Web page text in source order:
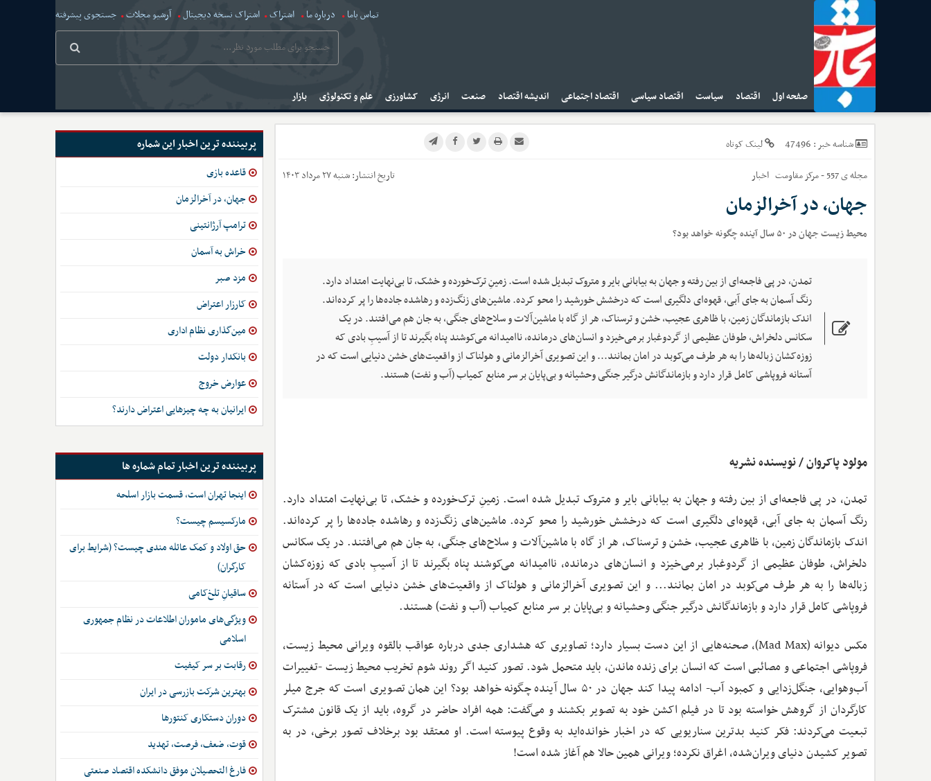
تماس باما درباره ما اشتراک اشتراک نسخه دیجیتال آرشیو مجلات جستجوی پیشرفته
صفحه اول اقتصاد سیاست اقتصاد سیاسی اقتصاد اجتماعی اندیشه اقتصاد صنعت انرژی کشاورزی علم و تکنولوژی بازار
شناسه خبر : 47496
لینک کوتاه
مجله ی 557 - مرکز مقاومت
اخبار تاریخ انتشار:شنبه ۲۷ مرداد ۱۴۰۳
جهان، در آخرالزمان
محیط زیست جهان در ۵۰ سال آینده چگونه خواهد بود؟
تمدن، در پی فاجعه‌ای از بین رفته و جهان به بیابانی بایر و متروک تبدیل شده است. زمینِ ترک‌خورده و خشک، تا بی‌نهایت امتداد دارد.
رنگ آسمان به جای آبی، قهوه‌ای دلگیری است که درخشش خورشید را محو کرده. ماشین‌های زنگ‌زده و رهاشده جاده‌ها را پر کرده‌اند.
اندک بازماندگان زمین، با ظاهری عجیب، خشن و ترسناک، هر از گاه با ماشین‌آلات و سلاح‌های جنگی، به جان هم می‌افتند. در یک
سکانس دلخراش، طوفان عظیمی از گردوغبار برمی‌خیزد و انسان‌های درمانده، ناامیدانه می‌کوشند پناه بگیرند تا از آسیبِ بادی که
زوزه‌کشان زباله‌ها را به هر طرف می‌کوبد در امان بمانند... و این تصویری آخرالزمانی و هولناک از واقعیت‌های خشن دنیایی است که در
آستانه فروپاشی کامل قرار دارد و بازماندگانش درگیر جنگی وحشیانه و بی‌پایان بر سر منابع کمیاب (آب و نفت) هستند.
مولود پاکروان / نویسنده نشریه
تمدن، در پی فاجعه‌ای از بین رفته و جهان به بیابانی بایر و متروک تبدیل شده است. زمینِ ترک‌خورده و خشک، تا بی‌نهایت امتداد دارد.
رنگ آسمان به جای آبی، قهوه‌ای دلگیری است که درخشش خورشید را محو کرده. ماشین‌های زنگ‌زده و رهاشده جاده‌ها را پر کرده‌اند.
اندک بازماندگان زمین، با ظاهری عجیب، خشن و ترسناک، هر از گاه با ماشین‌آلات و سلاح‌های جنگی، به جان هم می‌افتند. در یک سکانس
دلخراش، طوفان عظیمی از گردوغبار برمی‌خیزد و انسان‌های درمانده، ناامیدانه می‌کوشند پناه بگیرند تا از آسیبِ بادی که زوزه‌کشان
زباله‌ها را به هر طرف می‌کوبد در امان بمانند... و این تصویری آخرالزمانی و هولناک از واقعیت‌های خشن دنیایی است که در آستانه
فروپاشی کامل قرار دارد و بازماندگانش درگیر جنگی وحشیانه و بی‌پایان بر سر منابع کمیاب (آب و نفت) هستند.
مکس دیوانه (Mad Max)، صحنه‌هایی از این دست بسیار دارد؛ تصاویری که هشداری جدی درباره عواقب بالقوه ویرانی محیط زیست،
فروپاشی اجتماعی و مصائبی است که انسان برای زنده ماندن، باید متحمل شود. تصور کنید اگر روند شوم تخریب محیط زیست -تغییرات
آب‌وهوایی، جنگل‌زدایی و کمبود آب- ادامه پیدا کند جهان در ۵۰ سال آینده چگونه خواهد بود؟ این همان تصویری است که جرج میلر
کارگردان از گروهش خواسته بود تا در فیلم اکشن خود به تصویر بکشند و می‌گفت: همه افراد حاضر در گروه، باید از یک قانون مشترک
تبعیت می‌کردند: فکر کنید بدترین سناریویی که در اخبار خوانده‌اید به وقوع پیوسته است. او معتقد بود برخلاف تصور برخی، در به
تصویر کشیدن دنیای ویران‌شده، اغراق نکرده؛ ویرانی همین حالا هم آغاز شده است!
پربیننده ترین اخبار این شماره
قاعده بازی
جهان، در آخرالزمان
ترامپ آرژانتینی
خراش به آسمان
مزد صبر
کارزار اعتراض
مین‌گذاری نظام اداری
بانکدار دولت
عوارض خروج
ایرانیان به چه چیزهایی اعتراض دارند؟
پربیننده ترین اخبار تمام شماره ها
اینجا تهران است، قسمت بازار اسلحه
مارکسیسم چیست؟
حق اولاد و کمک عائله مندی چیست؟ (شرایط برای
کارگران)
ساقیانِ تلخ‌کامی
ویژگی‌های ماموران اطلاعات در نظام جمهوری
اسلامی
رقابت بر سر کیفیت
بهترین شرکت بازرسی در ایران
دوران دستکاری کنتورها
قوت، ضعف، فرصت، تهدید
فارغ التحصیلان موفق دانشکده اقتصاد صنعتی